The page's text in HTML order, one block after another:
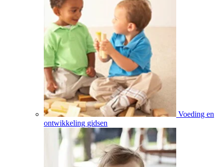
Voeding en
ontwikkeling gidsen